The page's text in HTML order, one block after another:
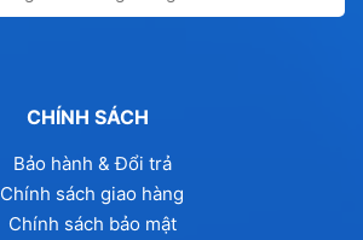
CHÍNH SÁCH
Bảo hành & Đổi trả
Chính sách giao hàng
Chính sách bảo mật